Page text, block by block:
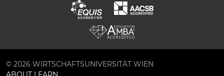
© 2026 WIRTSCHAFTSUNIVERSITÄT WIEN